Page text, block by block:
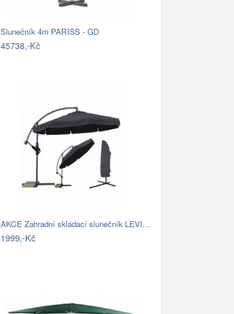
Slunečník 4m PARISS - GD
45738,-Kč
AKCE Zahradní skládací slunečník LEVI…
1999,-Kč